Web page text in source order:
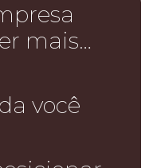
mais…
você